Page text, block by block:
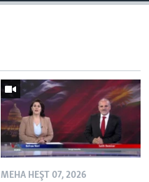
MEHA HEŞT 07, 2026